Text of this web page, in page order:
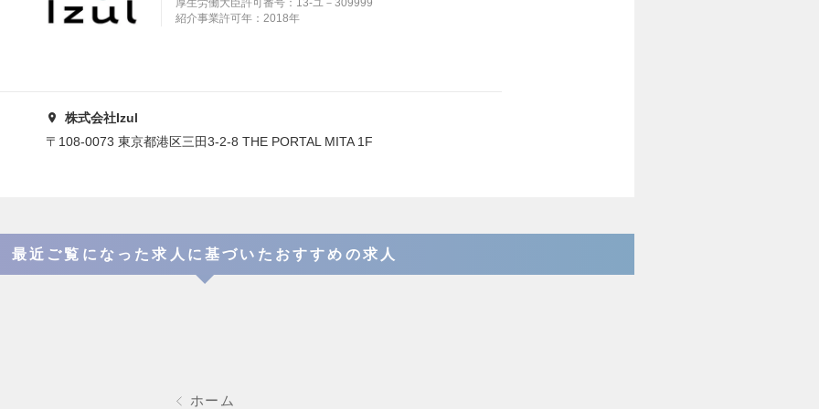
紹介事業許可年：2018年
株式会社Izul
〒108-0073 東京都港区三田3-2-8 THE PORTAL MITA 1F
最近ご覧になった求人に基づいたおすすめの求人
ホーム